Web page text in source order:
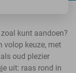
kunt aandoen?
volop keuze, met
oud plezier
uit: raas rond in